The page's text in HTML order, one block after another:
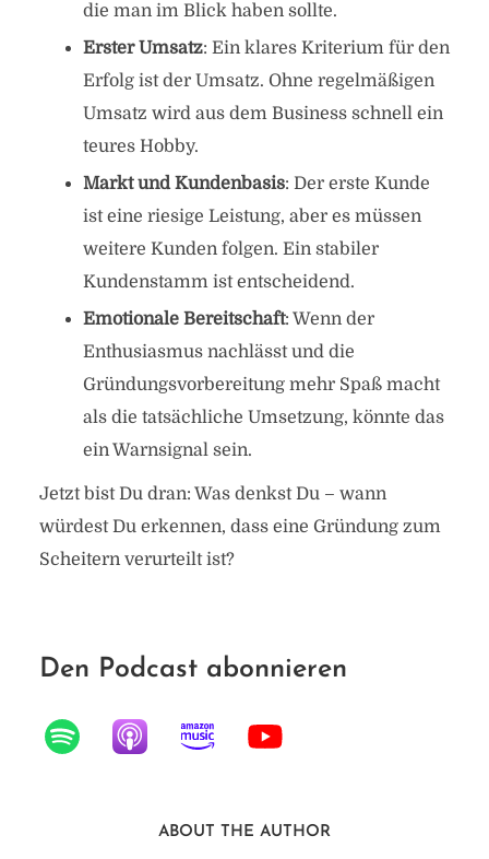
die man im Blick haben sollte.
Erster Umsatz: Ein klares Kriterium für den
Erfolg ist der Umsatz. Ohne regelmäßigen
Umsatz wird aus dem Business schnell ein
teures Hobby.
Markt und Kundenbasis: Der erste Kunde
ist eine riesige Leistung, aber es müssen
weitere Kunden folgen. Ein stabiler
Kundenstamm ist entscheidend.
Emotionale Bereitschaft: Wenn der
Enthusiasmus nachlässt und die
Gründungsvorbereitung mehr Spaß macht
als die tatsächliche Umsetzung, könnte das
ein Warnsignal sein.
Jetzt bist Du dran: Was denkst Du – wann
würdest Du erkennen, dass eine Gründung zum
Scheitern verurteilt ist?
Den Podcast abonnieren
ABOUT THE AUTHOR